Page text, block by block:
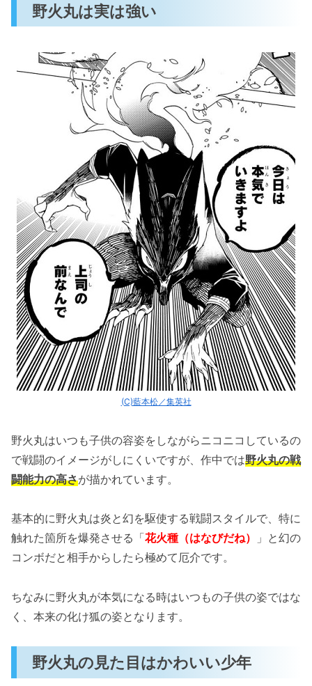
野火丸は実は強い
(C)藍本松／集英社
野火丸はいつも子供の容姿をしながらニコニコしているの
で戦闘のイメージがしにくいですが、作中では野火丸の戦
闘能力の高さが描かれています。
基本的に野火丸は炎と幻を駆使する戦闘スタイルで、特に
触れた箇所を爆発させる「花火種（はなびだね）
」と幻の
コンボだと相手からしたら極めて厄介です。
ちなみに野火丸が本気になる時はいつもの子供の姿ではな
く、本来の化け狐の姿となります。
野火丸の見た目はかわいい少年